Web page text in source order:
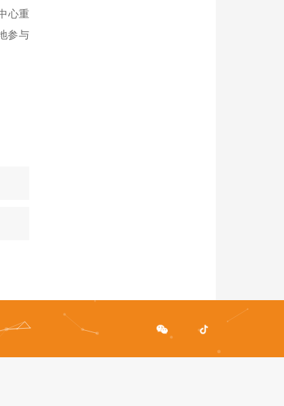
心重
参与